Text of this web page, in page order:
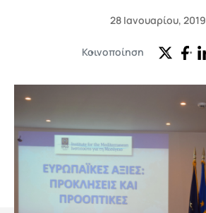
28 Ιανουαρίου, 2019
Κοινοποίηση